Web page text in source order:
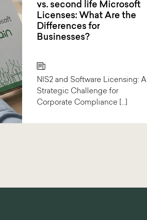
vs. second life Microsoft
Licenses: What Are the
Differences for
Businesses?
NIS2 and Software Licensing: A
Strategic Challenge for
Corporate Compliance […]